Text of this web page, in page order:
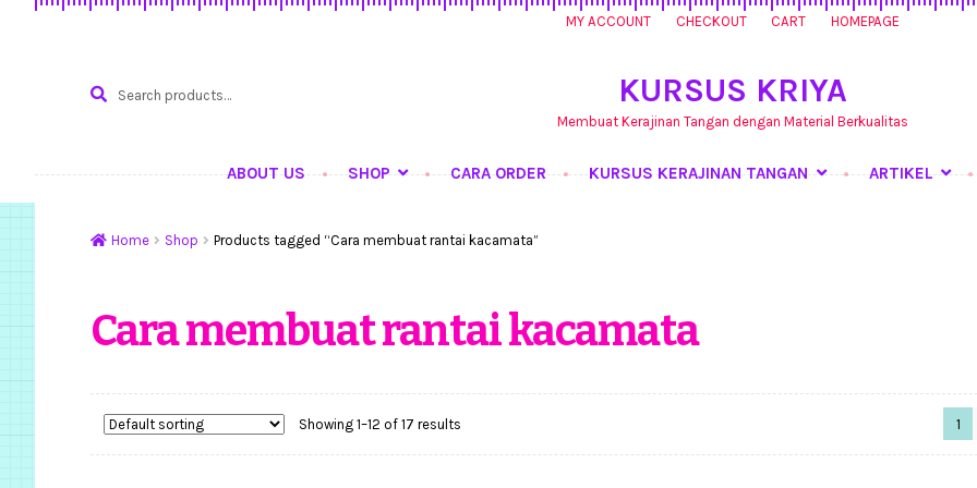
MY ACCOUNT CHECKOUT CART HOMEPAGE
for:
KURSUS KRIYA
Membuat Kerajinan Tangan dengan Material Berkualitas
ABOUT US SHOP CARA ORDER KURSUS KERAJINAN TANGAN ARTIKEL
Home Shop Products tagged “Cara membuat rantai kacamata”
Cara membuat rantai kacamata
Showing 1–12 of 17 results 1